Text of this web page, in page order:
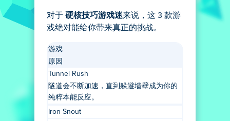
对于 硬核技巧游戏迷来说，这 3 款游
戏绝对能给你带来真正的挑战。
游戏
原因
Tunnel Rush
隧道会不断加速，直到躲避墙壁成为你的
纯粹本能反应。
Iron Snout